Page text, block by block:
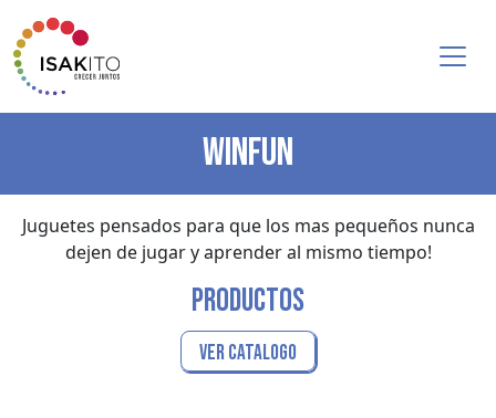
WINFUN
Juguetes pensados para que los mas pequeños nunca
dejen de jugar y aprender al mismo tiempo!
PRODUCTOS
VER CATALOGO